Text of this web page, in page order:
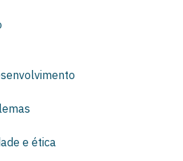
e ética